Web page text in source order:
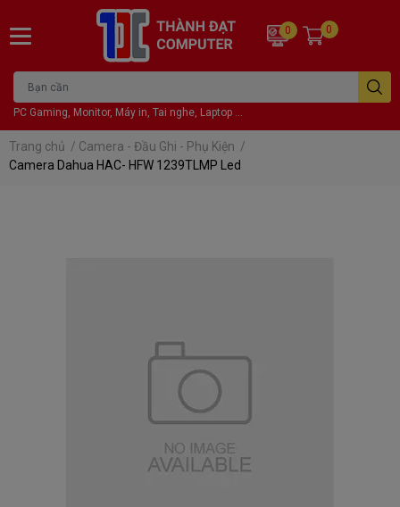
PC Gaming, Monitor, Máy in, Tai nghe, Laptop ...
0 0
Trang chủ / Camera - Đầu Ghi - Phụ Kiện /
Camera Dahua HAC- HFW 1239TLMP Led